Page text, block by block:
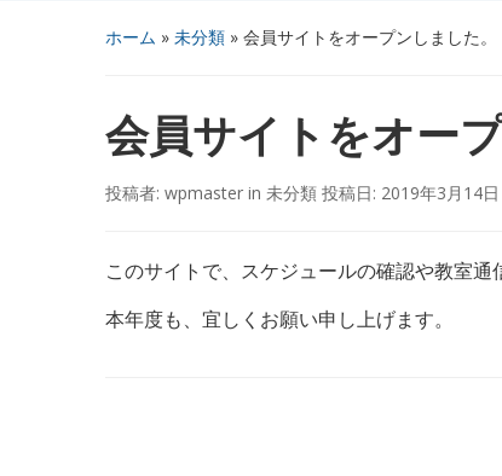
ホーム » 未分類 » 会員サイトをオープンしました。
会員サイトをオー
投稿者: wpmaster in 未分類 投稿日: 2019年3月14日
このサイトで、スケジュールの確認や教室通
本年度も、宜しくお願い申し上げます。